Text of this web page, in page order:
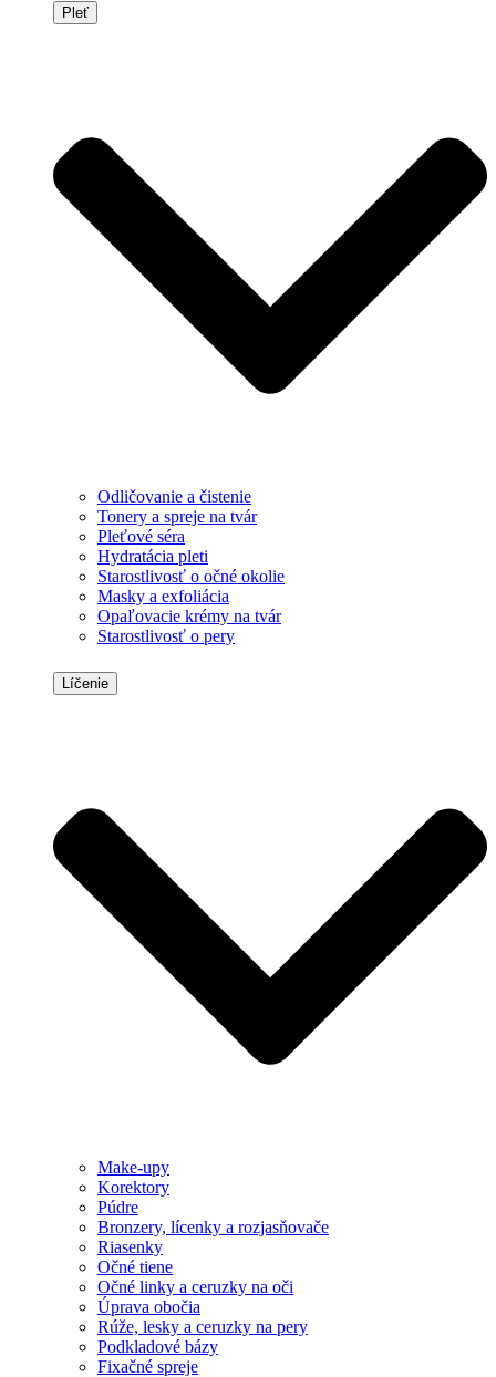
Pleť
Odličovanie a čistenie
Tonery a spreje na tvár
Pleťové séra
Hydratácia pleti
Starostlivosť o očné okolie
Masky a exfoliácia
Opaľovacie krémy na tvár
Starostlivosť o pery
Líčenie
Make-upy
Korektory
Púdre
Bronzery, lícenky a rozjasňovače
Riasenky
Očné tiene
Očné linky a ceruzky na oči
Úprava obočia
Rúže, lesky a ceruzky na pery
Podkladové bázy
Fixačné spreje